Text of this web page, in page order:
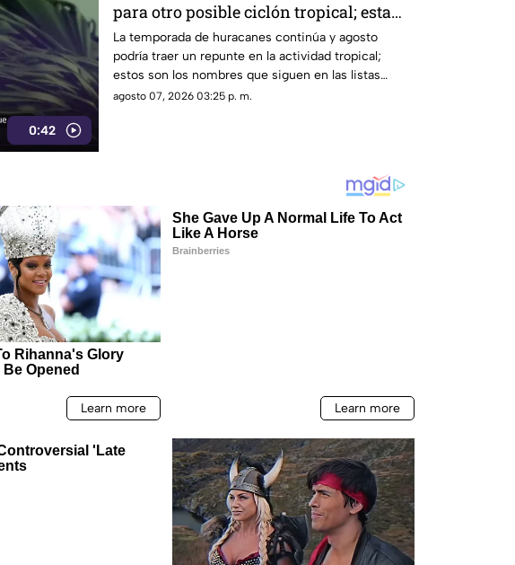
0:42
para otro posible ciclón tropical; esta
sería la fecha
La temporada de huracanes continúa y agosto
podría traer un repunte en la actividad tropical;
estos son los nombres que siguen en las listas
oficiales.
agosto 07, 2026 03:25 p. m.